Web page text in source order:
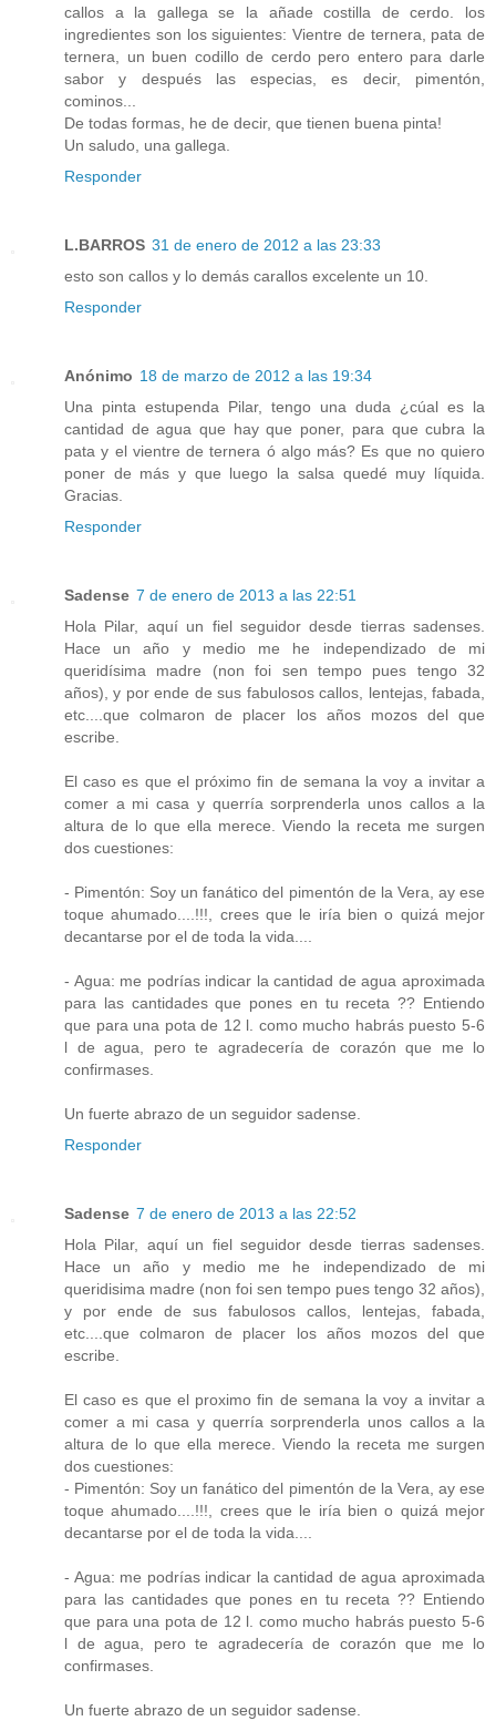
callos a la gallega se la añade costilla de cerdo. los
ingredientes son los siguientes: Vientre de ternera, pata de
ternera, un buen codillo de cerdo pero entero para darle
sabor y después las especias, es decir, pimentón,
cominos...
De todas formas, he de decir, que tienen buena pinta!
Un saludo, una gallega.
Responder
L.BARROS 31 de enero de 2012 a las 23:33
esto son callos y lo demás carallos excelente un 10.
Responder
Anónimo 18 de marzo de 2012 a las 19:34
Una pinta estupenda Pilar, tengo una duda ¿cúal es la
cantidad de agua que hay que poner, para que cubra la
pata y el vientre de ternera ó algo más? Es que no quiero
poner de más y que luego la salsa quedé muy líquida.
Gracias.
Responder
Sadense 7 de enero de 2013 a las 22:51
Hola Pilar, aquí un fiel seguidor desde tierras sadenses.
Hace un año y medio me he independizado de mi
queridísima madre (non foi sen tempo pues tengo 32
años), y por ende de sus fabulosos callos, lentejas, fabada,
etc....que colmaron de placer los años mozos del que
escribe.
El caso es que el próximo fin de semana la voy a invitar a
comer a mi casa y querría sorprenderla unos callos a la
altura de lo que ella merece. Viendo la receta me surgen
dos cuestiones:
- Pimentón: Soy un fanático del pimentón de la Vera, ay ese
toque ahumado....!!!, crees que le iría bien o quizá mejor
decantarse por el de toda la vida....
- Agua: me podrías indicar la cantidad de agua aproximada
para las cantidades que pones en tu receta ?? Entiendo
que para una pota de 12 l. como mucho habrás puesto 5-6
l de agua, pero te agradecería de corazón que me lo
confirmases.
Un fuerte abrazo de un seguidor sadense.
Responder
Sadense 7 de enero de 2013 a las 22:52
Hola Pilar, aquí un fiel seguidor desde tierras sadenses.
Hace un año y medio me he independizado de mi
queridisima madre (non foi sen tempo pues tengo 32 años),
y por ende de sus fabulosos callos, lentejas, fabada,
etc....que colmaron de placer los años mozos del que
escribe.
El caso es que el proximo fin de semana la voy a invitar a
comer a mi casa y querría sorprenderla unos callos a la
altura de lo que ella merece. Viendo la receta me surgen
dos cuestiones:
- Pimentón: Soy un fanático del pimentón de la Vera, ay ese
toque ahumado....!!!, crees que le iría bien o quizá mejor
decantarse por el de toda la vida....
- Agua: me podrías indicar la cantidad de agua aproximada
para las cantidades que pones en tu receta ?? Entiendo
que para una pota de 12 l. como mucho habrás puesto 5-6
l de agua, pero te agradecería de corazón que me lo
confirmases.
Un fuerte abrazo de un seguidor sadense.